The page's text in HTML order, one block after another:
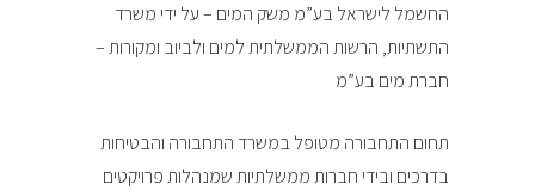
החשמל לישראל בע”מ משק המים – על ידי משרד
התשתיות, הרשות הממשלתית למים ולביוב ומקורות –
חברת מים בע”מ
תחום התחבורה מטופל במשרד התחבורה והבטיחות
בדרכים ובידי חברות ממשלתיות שמנהלות פרויקטים